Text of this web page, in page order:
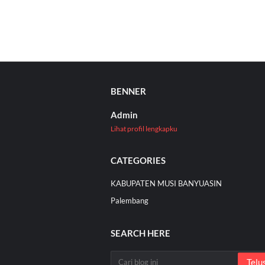
BENNER
Admin
Lihat profil lengkapku
CATEGORIES
KABUPATEN MUSI BANYUASIN
Palembang
SEARCH HERE